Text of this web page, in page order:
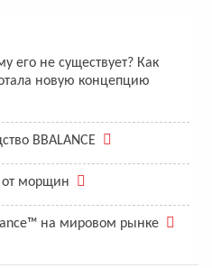
его не существует? Как
новую концепцию
BBALANCE
от морщин
на мировом рынке